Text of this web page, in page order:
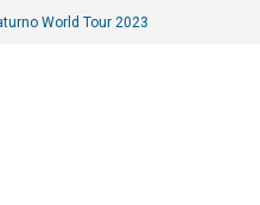
World Tour 2023